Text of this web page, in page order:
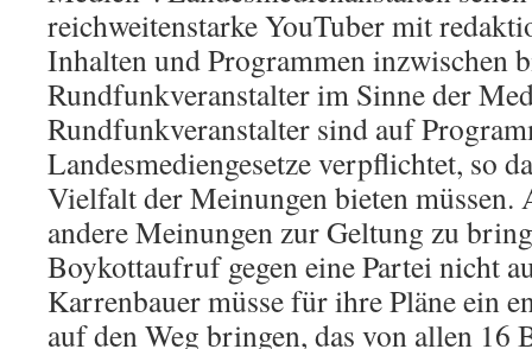
reichweitenstarke YouTuber mit
Inhalten und Programmen inzwischen
Rundfunkveranstalter im Sinne der
Rundfunkveranstalter sind auf
Landesmediengesetze verpflichtet, so
Vielfalt der Meinungen bieten müssen.
andere Meinungen zur Geltung zu
Boykottaufruf gegen eine Partei nicht
Karrenbauer müsse für ihre Pläne ein
auf den Weg bringen, das von allen 16